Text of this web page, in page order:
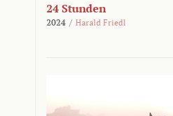
24 Stunden
2024 / Harald Friedl